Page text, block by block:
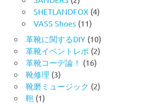
SHETLANDFOX(4)
VASS Shoes(11)
革靴に関するDIY(10)
革靴イベントレポ (2)
革靴コーデ論！ (16)
靴修理 (3)
靴磨ミュージック (2)
鞄 (1)